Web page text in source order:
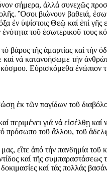
σήμερα, ἀλλά συνεχῶς
Ὃσοι βιώνουν βαθειά,
ἐν ὑψίστοις Θεῷ καί ἐπί γῆς
τοῦ ἐσωτερικοῦ τους
βάρος τῆς ἁμαρτίας καί τήν
νά κατανοήσωμε τήν
Εὑρισκόμεθα ἐνώπιον
ἐκ τῶν παγίδων τοῦ
περιμένει γιά νά εἰσέλθῃ καί
τοῦ ἂλλου, τοῦ
εἲτε ἀπό τήν πανδημία τοῦ
καί τῆς συμπαραστάσεως
καί τάς πολλάς